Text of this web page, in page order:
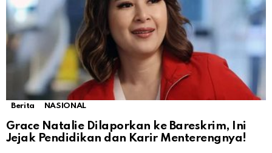
Berita NASIONAL
Grace Natalie Dilaporkan ke Bareskrim, Ini
Jejak Pendidikan dan Karir Menterengnya!